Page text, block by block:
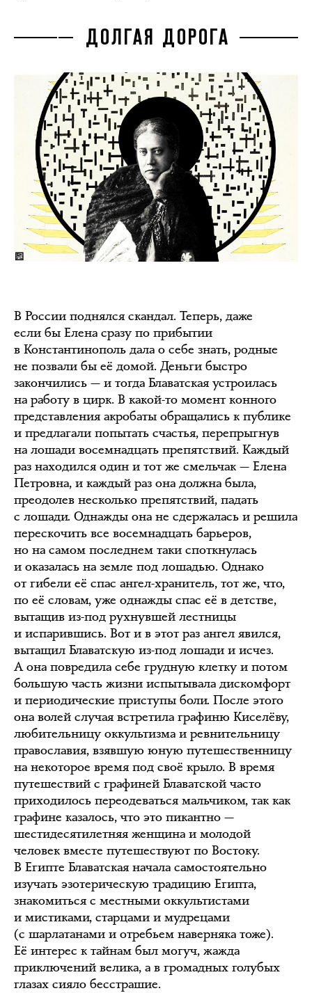
ДОЛГАЯ ДОРОГА
В России поднялся скандал. Теперь, даже
если бы Елена сразу по прибытии
в Константинополь дала о себе знать, родные
не позвали бы её домой. Деньги быстро
закончились — и тогда Блаватская устроилась
на работу в цирк. В какой-то момент конного
представления акробаты обращались к публике
и предлагали попытать счастья, перепрыгнув
на лошади восемнадцать препятствий. Каждый
раз находился один и тот же смельчак — Елена
Петровна, и каждый раз она должна была,
преодолев несколько препятствий, падать
с лошади. Однажды она не сдержалась и решила
перескочить все восемнадцать барьеров,
но на самом последнем таки споткнулась
и оказалась на земле под лошадью. Однако
от гибели её спас ангел-хранитель, тот же, что,
по её словам, уже однажды спас её в детстве,
вытащив из-под рухнувшей лестницы
и испарившись. Вот и в этот раз ангел явился,
вытащил Блаватскую из-под лошади и исчез.
А она повредила себе грудную клетку и потом
большую часть жизни испытывала дискомфорт
и периодические приступы боли. После этого
она волей случая встретила графиню Киселёву,
любительницу оккультизма и ревнительницу
православия, взявшую юную путешественницу
на некоторое время под своё крыло. В время
путешествий с графиней Блаватской часто
приходилось переодеваться мальчиком, так как
графине казалось, что это пикантно —
шестидесятилетняя женщина и молодой
человек вместе путешествуют по Востоку.
В Египте Блаватская начала самостоятельно
изучать эзотерическую традицию Египта,
знакомиться с местными оккультистами
и мистиками, старцами и мудрецами
(с шарлатанами и отребьем наверняка тоже).
Её интерес к тайнам был могуч, жажда
приключений велика, а в громадных голубых
глазах сияло бесстрашие.